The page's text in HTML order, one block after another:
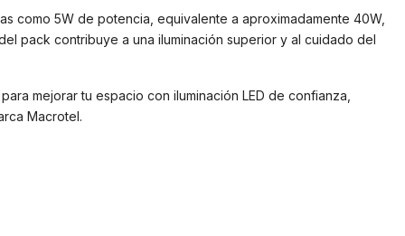
como 5W de potencia, equivalente a aproximadamente 40W,
pack contribuye a una iluminación superior y al cuidado del
mejorar tu espacio con iluminación LED de confianza,
Macrotel.